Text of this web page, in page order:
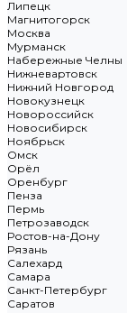
Липецк
Магнитогорск
Москва
Мурманск
Набережные Челны
Нижневартовск
Нижний Новгород
Новокузнецк
Новороссийск
Новосибирск
Ноябрьск
Омск
Орёл
Оренбург
Пенза
Пермь
Петрозаводск
Ростов-на-Дону
Рязань
Салехард
Самара
Санкт-Петербург
Саратов